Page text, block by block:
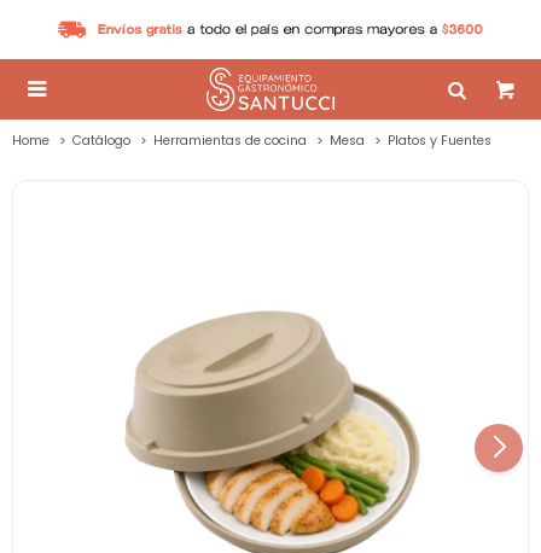

Home Catálogo Herramientas de cocina Mesa Platos y Fuentes